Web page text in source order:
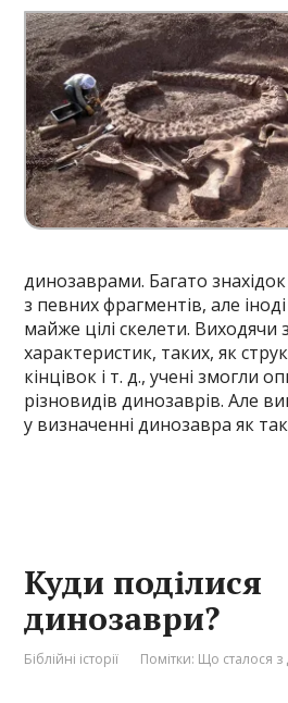
динозаврами. Багато
з певних фрагментів, але
майже цілі скелети. Виходячи
характеристик, таких, як
кінцівок і т. д., учені змогли
різновидів динозаврів. Але
у визначенні динозавра як
Куди поділися
динозаври?
Біблійні історії Помітки: Що сталося